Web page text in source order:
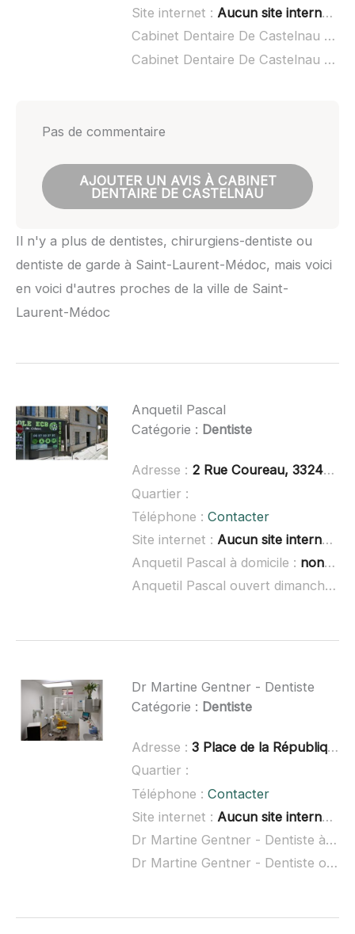
Site internet : Aucun site internet connu
Cabinet Dentaire De Castelnau à domicile :
Cabinet Dentaire De Castelnau ouvert dimanche :
Pas de commentaire
AJOUTER UN AVIS À CABINET
DENTAIRE DE CASTELNAU
Il n'y a plus de dentistes, chirurgiens-dentiste ou
dentiste de garde à Saint-Laurent-Médoc, mais voici
en voici d'autres proches de la ville de Saint-
Laurent-Médoc
Anquetil Pascal
Catégorie : Dentiste
Adresse : 2 Rue Coureau, 33240 Saint-André-de-Cubzac
Quartier :
Téléphone : Contacter
Site internet : Aucun site internet connu
Anquetil Pascal à domicile : non renseigné
Anquetil Pascal ouvert dimanche :
Dr Martine Gentner - Dentiste
Catégorie : Dentiste
Adresse : 3 Place de la République, 33440 Ambarès-et-Lagrave
Quartier :
Téléphone : Contacter
Site internet : Aucun site internet connu
Dr Martine Gentner - Dentiste à domicile :
Dr Martine Gentner - Dentiste ouvert dimanche :